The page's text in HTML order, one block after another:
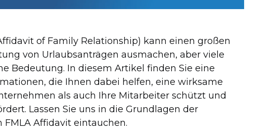
of Family Relationship) kann einen großen
von Urlaubsanträgen ausmachen, aber viele
Bedeutung. In diesem Artikel finden Sie eine
die Ihnen dabei helfen, eine wirksame
als auch Ihre Mitarbeiter schützt und
Lassen Sie uns in die Grundlagen der
Affidavit eintauchen.